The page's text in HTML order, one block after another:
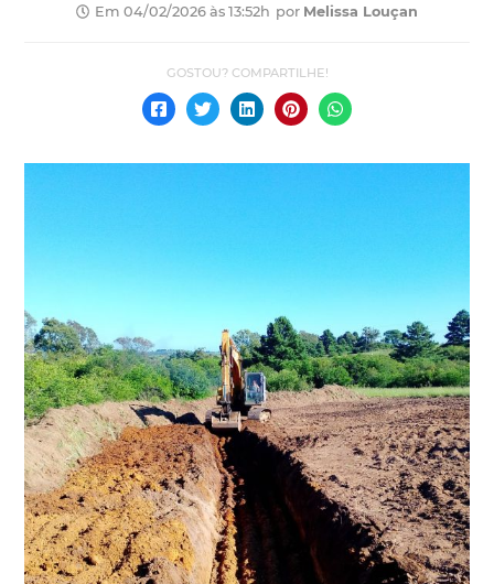
Em 04/02/2026 às 13:52h por Melissa Louçan